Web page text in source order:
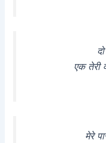
एक तेरी
मेरे